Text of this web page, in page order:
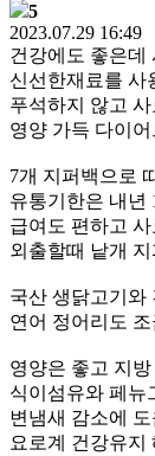
5
2023.07.29 16:49
건강에도 좋은데
신선한재료를 사
푸석하지 않고
영양 가득 다이어
7개 지퍼백으로
유통기한은 내년
급여도 편하고
외출할때 낱개
국산 생닭고기와
연어 정어리도
영양은 좋고 지
식이섬유와 페뉴
변냄새 감소에
요로계 건강유지